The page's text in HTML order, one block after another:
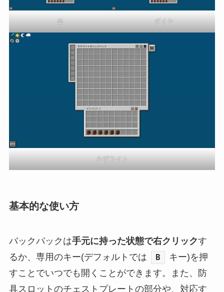
金 ダイヤ
ネザライト
基本的な使い方
バックパックは手元に持った状態で右クリックす
るか、専用のキー(デフォルトでは
B
キー)を押
すことでいつでも開くことができます。また、防
具スロットのチェストプレートの部分や、対応す